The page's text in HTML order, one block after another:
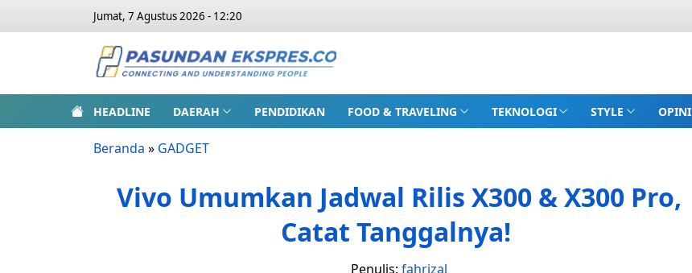
Jumat, 7 Agustus 2026 - 12:20
HEADLINE DAERAH PENDIDIKAN FOOD & TRAVELING TEKNOLOGI STYLE OPINI
Beranda » GADGET
Vivo Umumkan Jadwal Rilis X300 & X300 Pro,
Catat Tanggalnya!
Penulis: fahrizal